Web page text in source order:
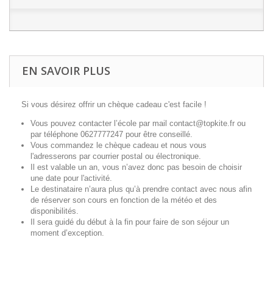
EN SAVOIR PLUS
Si vous désirez offrir un chèque cadeau c'est facile !
Vous pouvez contacter l’école par mail contact@topkite.fr ou
par téléphone 0627777247 pour être conseillé.
Vous commandez le chèque cadeau et nous vous
l'adresserons par courrier postal ou électronique.
Il est valable un an, vous n’avez donc pas besoin de choisir
une date pour l'activité.
Le destinataire n’aura plus qu’à prendre contact avec nous afin
de réserver son cours en fonction de la météo et des
disponibilités.
Il sera guidé du début à la fin pour faire de son séjour un
moment d’exception.